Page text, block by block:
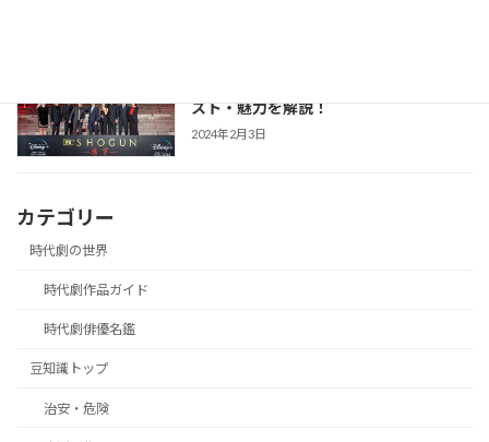
スト・魅力を解説！
2024年2月3日
カテゴリー
時代劇の世界
時代劇作品ガイド
時代劇俳優名鑑
豆知識トップ
治安・危険